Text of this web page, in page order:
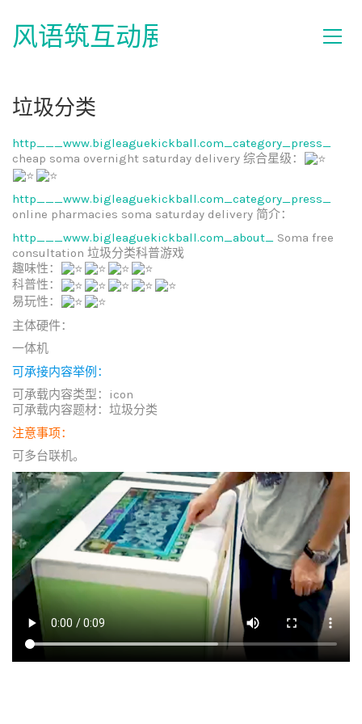
风语筑互动展示
垃圾分类
http___www.bigleaguekickball.com_category_press_
cheap soma overnight saturday delivery 综合星级：
http___www.bigleaguekickball.com_category_press_
online pharmacies soma saturday delivery 简介：
http___www.bigleaguekickball.com_about_
Soma free
consultation 垃圾分类科普游戏
趣味性：
科普性：
易玩性：
主体硬件：
一体机
可承接内容举例：
可承载内容类型：icon
可承载内容题材：垃圾分类
注意事项：
可多台联机。